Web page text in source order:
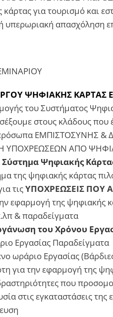
κάρτας για τουρισμό και
υπερωριακή απασχόληση
ΨΗΦΙΑΚΗΣ ΚΑΡΤΑΣ
του Συστήματος
στους κλάδους που
πρόσωπα ΕΜΠΙΣΤΟΣΥΝΗΣ &
ΥΠΟΧΡΕΩΣΕΩΝ ΑΠΟ
Ψηφιακής
της ψηφιακής κάρτας
τιςΥΠΟΧΡΕΩΣΕΙΣ ΠΟΥ
εφαρμογή της
& παραδείγματα
του Χρόνου
Εργασίας Παραδείγματα
ωράριο Εργασίας
για την εφαρμογή της
που
στις εγκαταστάσεις